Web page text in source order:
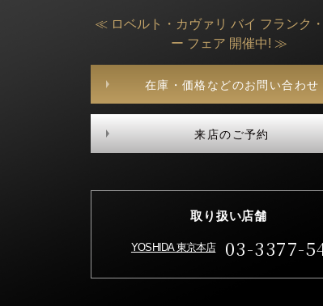
≪ ロベルト・カヴァリ バイ フランク
ー フェア 開催中! ≫
在庫・価格などのお問い合わせ
来店のご予約
取り扱い店舗
YOSHIDA 東京本店 03-3377-